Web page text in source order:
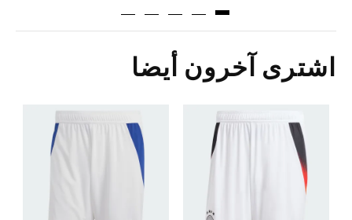
اشترى آخرون أيضا
Price Reduced From
To